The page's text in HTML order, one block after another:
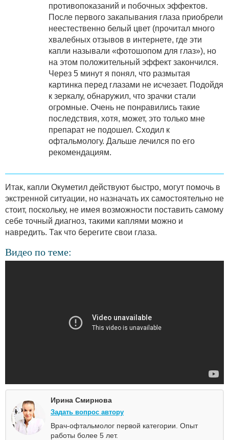
противопоказаний и побочных эффектов.
После первого закапывания глаза приобрели
неестественно белый цвет (прочитал много
хвалебных отзывов в интернете, где эти
капли называли «фотошопом для глаз»), но
на этом положительный эффект закончился.
Через 5 минут я понял, что размытая
картинка перед глазами не исчезает. Подойдя
к зеркалу, обнаружил, что зрачки стали
огромные. Очень не понравились такие
последствия, хотя, может, это только мне
препарат не подошел. Сходил к
офтальмологу. Дальше лечился по его
рекомендациям.
Итак, капли Окуметил действуют быстро, могут помочь в
экстренной ситуации, но назначать их самостоятельно не
стоит, поскольку, не имея возможности поставить самому
себе точный диагноз, такими каплями можно и
навредить. Так что берегите свои глаза.
Видео по теме:
Ирина Смирнова
Задать вопрос автору
Врач-офтальмолог первой категории. Опыт
работы более 5 лет.